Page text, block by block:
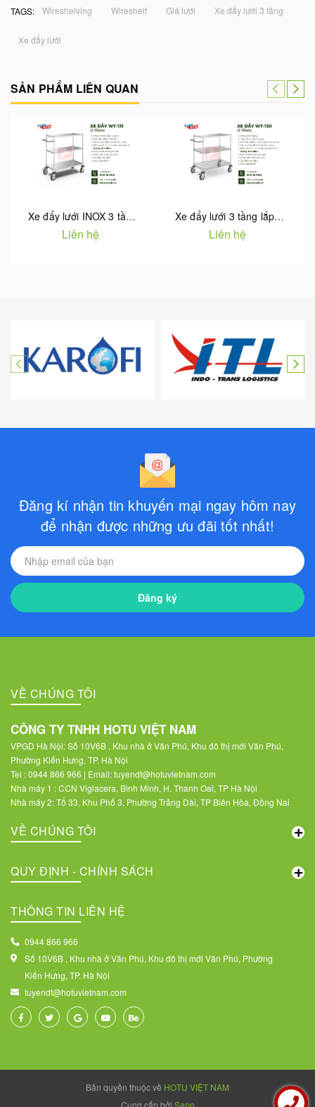
TAGS: Wireshelving Wireshelf Giá lưới Xe đẩy lưới 3 tầng
Xe đẩy lưới
SẢN PHẨM LIÊN QUAN
Xe đẩy lưới INOX 3 tầng lắp ghép WT-131
Liên hệ
Xe đẩy lưới 3 tầng lắp ghép WT-130
Liên hệ
Đăng kí nhận tin khuyến mại ngay hôm nay
để nhận được những ưu đãi tốt nhất!
Đăng ký
VỀ CHÚNG TÔI
CÔNG TY TNHH HOTU VIỆT NAM
VPGD Hà Nội: Số 10V6B , Khu nhà ở Văn Phú, Khu đô thị mới Văn Phú,
Phường Kiến Hưng, TP. Hà Nội
Tel : 0944 866 966 | Email: tuyendt@hotuvietnam.com
Nhà máy 1 : CCN Viglacera, Bình Minh, H. Thanh Oai, TP Hà Nội
Nhà máy 2: Tổ 33, Khu Phố 3, Phường Trảng Dài, TP Biên Hòa, Đồng Nai
VỀ CHÚNG TÔI
QUY ĐỊNH - CHÍNH SÁCH
THÔNG TIN LIÊN HỆ
0944 866 966
Số 10V6B , Khu nhà ở Văn Phú, Khu đô thị mới Văn Phú, Phường
Kiến Hưng, TP. Hà Nội
tuyendt@hotuvietnam.com
Bản quyền thuộc về HOTU VIỆT NAM